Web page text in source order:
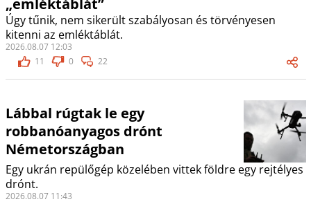
„emléktáblát”
Úgy tűnik, nem sikerült szabályosan és törvényesen
kitenni az emléktáblát.
2026.08.07 12:03
11
0 22
Lábbal rúgtak le egy
robbanóanyagos drónt
Németországban
Egy ukrán repülőgép közelében vittek földre egy rejtélyes
drónt.
2026.08.07 11:43